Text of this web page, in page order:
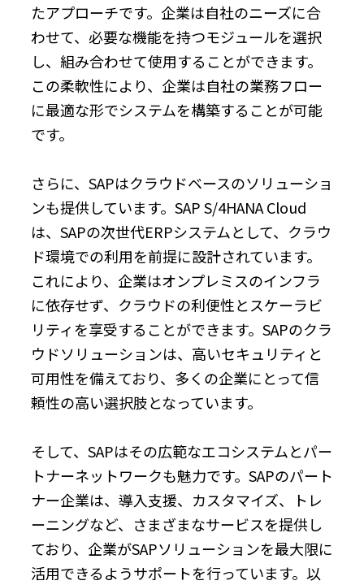
たアプローチです。企業は自社のニーズに合
わせて、必要な機能を持つモジュールを選択
し、組み合わせて使用することができます。
この柔軟性により、企業は自社の業務フロー
に最適な形でシステムを構築することが可能
です。
さらに、SAPはクラウドベースのソリューショ
ンも提供しています。SAP S/4HANA Cloud
は、SAPの次世代ERPシステムとして、クラウ
ド環境での利用を前提に設計されています。
これにより、企業はオンプレミスのインフラ
に依存せず、クラウドの利便性とスケーラビ
リティを享受することができます。SAPのクラ
ウドソリューションは、高いセキュリティと
可用性を備えており、多くの企業にとって信
頼性の高い選択肢となっています。
そして、SAPはその広範なエコシステムとパー
トナーネットワークも魅力です。SAPのパート
ナー企業は、導入支援、カスタマイズ、トレ
ーニングなど、さまざまなサービスを提供し
ており、企業がSAPソリューションを最大限に
活用できるようサポートを行っています。以